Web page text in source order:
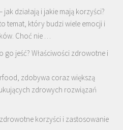
jak działają i jakie mają korzyści?
temat, który budzi wiele emocji i
Choć nie …
go jeść? Właściwości zdrowotne i
zdobywa coraz większą
zdrowych rozwiązań
korzyści i zastosowanie